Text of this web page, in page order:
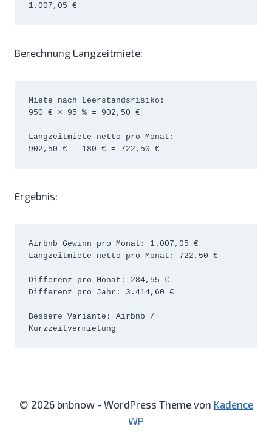
1.007,05 €
Berechnung Langzeitmiete:
Miete nach Leerstandsrisiko:
950 € × 95 % = 902,50 €
Langzeitmiete netto pro Monat:
902,50 € - 180 € = 722,50 €
Ergebnis:
Airbnb Gewinn pro Monat: 1.007,05 €
Langzeitmiete netto pro Monat: 722,50 €
Differenz pro Monat: 284,55 €
Differenz pro Jahr: 3.414,60 €
Bessere Variante: Airbnb /
Kurzzeitvermietung
© 2026 bnbnow - WordPress Theme von Kadence
WP